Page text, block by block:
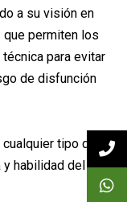
a su visión en
permiten los
para evitar
de disfunción
tipo de
habilidad del